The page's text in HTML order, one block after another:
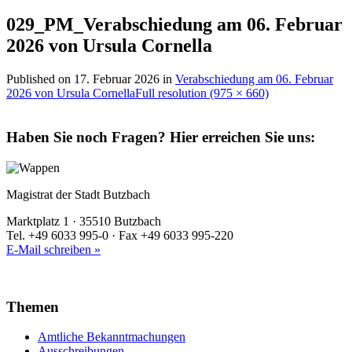
029_PM_Verabschiedung am 06. Februar
2026 von Ursula Cornella
Published on 17. Februar 2026 in Verabschiedung am 06. Februar
2026 von Ursula CornellaFull resolution (975 × 660)
Haben Sie noch Fragen? Hier erreichen Sie uns:
Magistrat der Stadt Butzbach
Marktplatz 1 · 35510 Butzbach
Tel. +49 6033 995-0 · Fax +49 6033 995-220
E-Mail schreiben »
Themen
Amtliche Bekanntmachungen